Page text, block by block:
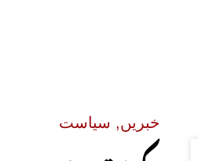
خبریں, سیاست